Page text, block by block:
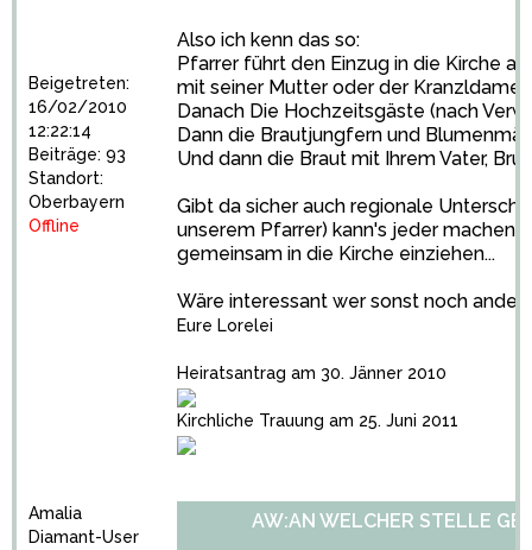
Beigetreten:
16/02/2010
12:22:14
Beiträge: 93
Standort:
Oberbayern
Offline
Also ich kenn das so:
Pfarrer führt den Einzug in die Kirche
mit seiner Mutter oder der Kranzldame.
Danach Die Hochzeitsgäste (nach
Dann die Brautjungfern und
Und dann die Braut mit Ihrem Vater,
Gibt da sicher auch regionale
unserem Pfarrer) kann's jeder machen
gemeinsam in die Kirche einziehen...
Wäre interessant wer sonst noch
Eure Lorelei
Heiratsantrag am 30. Jänner 2010
Kirchliche Trauung am 25. Juni 2011
Amalia
Diamant-User
AW:AN WELCHER STELLE